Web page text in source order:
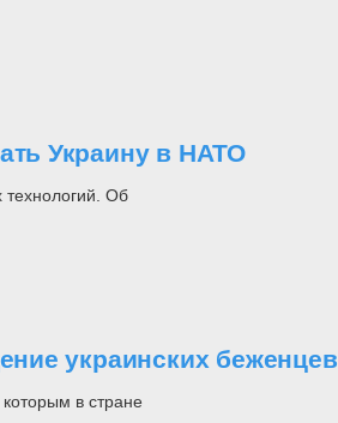
Украину в НАТО
технологий. Об
украинских беженцев
в стране